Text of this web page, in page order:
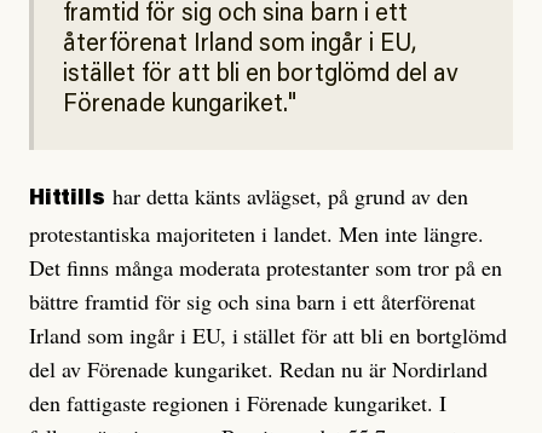
framtid för sig och sina barn i ett
återförenat Irland som ingår i EU,
istället för att bli en bortglömd del av
Förenade kungariket.
Hittills har detta känts avlägset, på grund av den
protestantiska majoriteten i landet. Men inte längre.
Det finns många moderata protestanter som tror på en
bättre framtid för sig och sina barn i ett återförenat
Irland som ingår i EU, i stället för att bli en bortglömd
del av Förenade kungariket. Redan nu är Nordirland
den fattigaste regionen i Förenade kungariket. I